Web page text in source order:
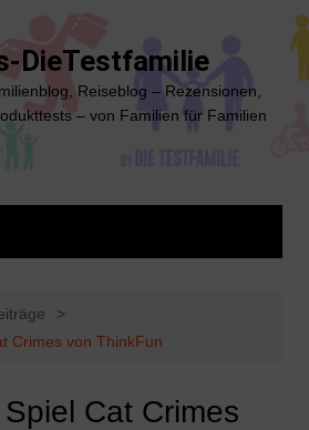
DieTestfamilie
Reiseblog – Rezensionen,
– von Familien für Familien
Crimes von ThinkFun
Cat Crimes